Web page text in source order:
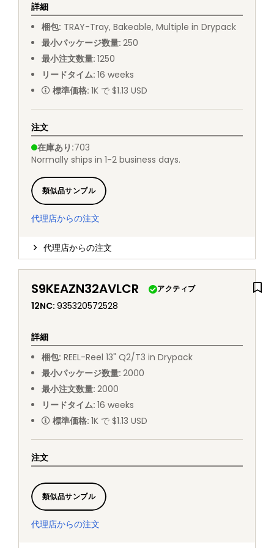
詳細
梱包: TRAY-Tray, Bakeable, Multiple in Drypack
最小パッケージ数量: 250
最小注文数量: 1250
リードタイム: 16 weeks
標準価格: 1K で $1.13 USD
注文
在庫あり :703
Normally ships in 1-2 business days.
類似品サンプル
代理店からの注文
代理店からの注文
S9KEAZN32AVLCR アクティブ
12NC: 935320572528
詳細
梱包: REEL-Reel 13" Q2/T3 in Drypack
最小パッケージ数量: 2000
最小注文数量: 2000
リードタイム: 16 weeks
標準価格: 1K で $1.13 USD
注文
類似品サンプル
代理店からの注文